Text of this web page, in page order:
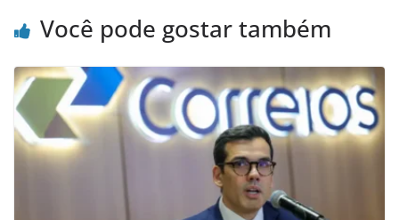
Você pode gostar também